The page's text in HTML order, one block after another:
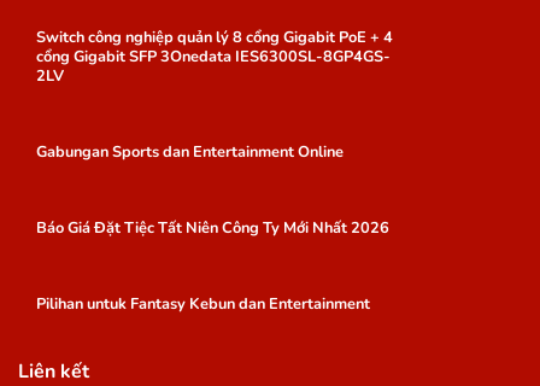
Switch công nghiệp quản lý 8 cổng Gigabit PoE + 4
cổng Gigabit SFP 3Onedata IES6300SL-8GP4GS-
2LV
Gabungan Sports dan Entertainment Online
Báo Giá Đặt Tiệc Tất Niên Công Ty Mới Nhất 2026
Pilihan untuk Fantasy Kebun dan Entertainment
Liên kết